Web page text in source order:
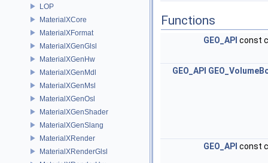
LOP
MaterialXCore
MaterialXFormat
MaterialXGenGlsl
MaterialXGenHw
MaterialXGenMdl
MaterialXGenMsl
MaterialXGenOsl
MaterialXGenShader
MaterialXGenSlang
MaterialXRender
MaterialXRenderGlsl
Functions
GEO_API const
GEO_API
GEO_API const